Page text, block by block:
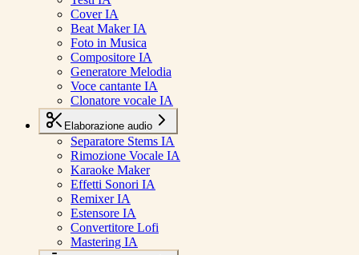
Cover IA
Beat Maker IA
Foto in Musica
Compositore IA
Generatore Melodia
Voce cantante IA
Clonatore vocale IA
Elaborazione audio
Separatore Stems IA
Rimozione Vocale IA
Karaoke Maker
Effetti Sonori IA
Remixer IA
Estensore IA
Convertitore Lofi
Mastering IA